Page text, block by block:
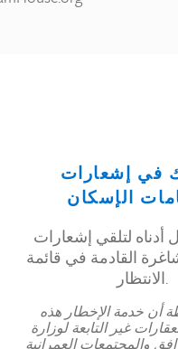
في إشعارات
الإسكان
أدناه لتلقي إشعارات
القادمة في قائمة
الانتظار.
أن خدمة الإخطار هذه
غير التابعة لوزارة
والمجتمعات العمرانية